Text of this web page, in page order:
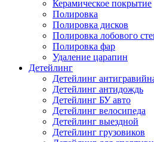
Керамическое покрытие
Полировка
Полировка дисков
Полировка лобового
Полировка фар
Удаление царапин
Детейлинг
Детейлинг
Детейлинг антидождь
Детейлинг БУ авто
Детейлинг велосипеда
Детейлинг выездной
Детейлинг грузовиков